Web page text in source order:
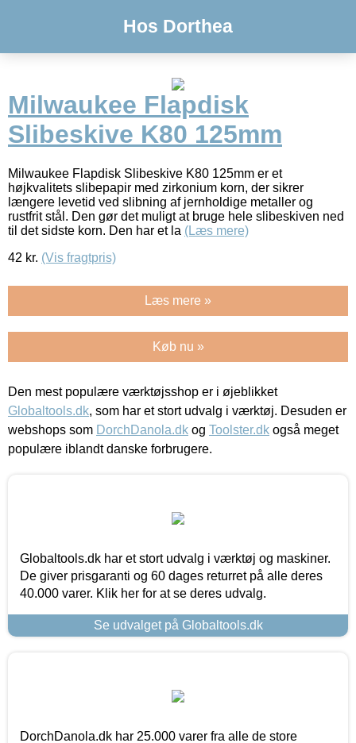
Hos Dorthea
Milwaukee Flapdisk
Slibeskive K80 125mm
Milwaukee Flapdisk Slibeskive K80 125mm er et
højkvalitets slibepapir med zirkonium korn, der sikrer
længere levetid ved slibning af jernholdige metaller og
rustfrit stål. Den gør det muligt at bruge hele slibeskiven ned
til det sidste korn. Den har et la (Læs mere)
42 kr. (Vis fragtpris)
Læs mere »
Køb nu »
Den mest populære værktøjsshop er i øjeblikket
Globaltools.dk, som har et stort udvalg i værktøj. Desuden er
webshops som DorchDanola.dk og Toolster.dk også meget
populære iblandt danske forbrugere.
Globaltools.dk har et stort udvalg i værktøj og maskiner.
De giver prisgaranti og 60 dages returret på alle deres
40.000 varer. Klik her for at se deres udvalg.
Se udvalget på Globaltools.dk
DorchDanola.dk har 25.000 varer fra alle de store